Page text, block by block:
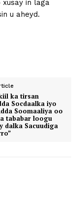
in laga
u aheyd.
ka tirsan
Socdaalka iyo
Soomaaliya oo
tababar loogu
dalka Sacuudiga